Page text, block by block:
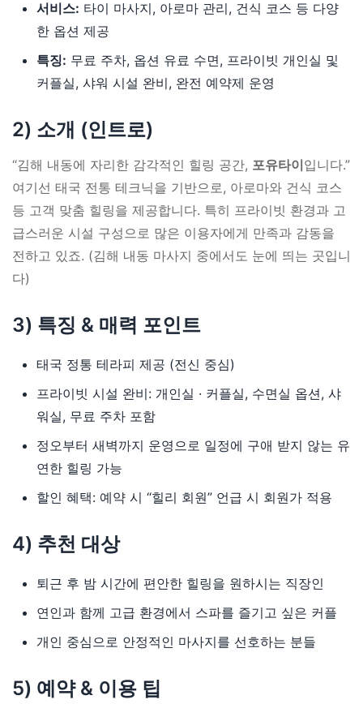
서비스: 타이 마사지, 아로마 관리, 건식 코스 등 다양
한 옵션 제공
특징: 무료 주차, 옵션 유료 수면, 프라이빗 개인실 및
커플실, 샤워 시설 완비, 완전 예약제 운영
2) 소개 (인트로)
“김해 내동에 자리한 감각적인 힐링 공간, 포유타이입니다.”
여기선 태국 전통 테크닉을 기반으로, 아로마와 건식 코스
등 고객 맞춤 힐링을 제공합니다. 특히 프라이빗 환경과 고
급스러운 시설 구성으로 많은 이용자에게 만족과 감동을
전하고 있죠. (김해 내동 마사지 중에서도 눈에 띄는 곳입니
다)
3) 특징 & 매력 포인트
태국 정통 테라피 제공 (전신 중심)
프라이빗 시설 완비: 개인실 · 커플실, 수면실 옵션, 샤
워실, 무료 주차 포함
정오부터 새벽까지 운영으로 일정에 구애 받지 않는 유
연한 힐링 가능
할인 혜택: 예약 시 “힐리 회원” 언급 시 회원가 적용
4) 추천 대상
퇴근 후 밤 시간에 편안한 힐링을 원하시는 직장인
연인과 함께 고급 환경에서 스파를 즐기고 싶은 커플
개인 중심으로 안정적인 마사지를 선호하는 분들
5) 예약 & 이용 팁